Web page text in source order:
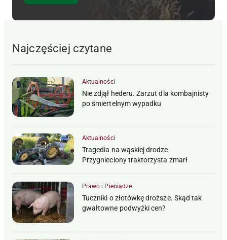
Najczęściej czytane
Aktualności
Nie zdjął hederu. Zarzut dla kombajnisty
po śmiertelnym wypadku
Aktualności
Tragedia na wąskiej drodze.
Przygnieciony traktorzysta zmarł
Prawo i Pieniądze
Tuczniki o złotówkę droższe. Skąd tak
gwałtowne podwyżki cen?